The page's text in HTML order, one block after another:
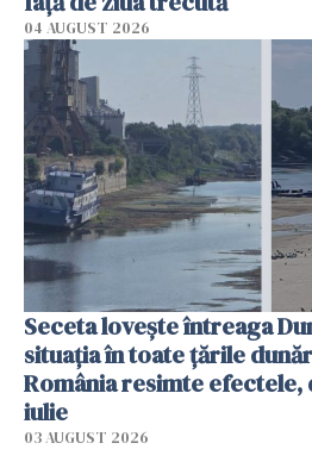
04 AUGUST 2026
Seceta lovește întreaga
situația în toate țările
România resimte efectele,
iulie
03 AUGUST 2026